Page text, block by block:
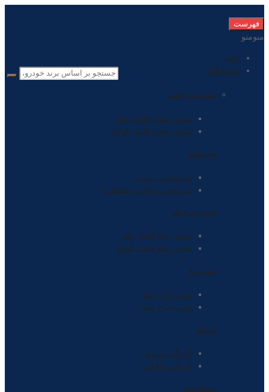
فهرست
نوشته
منومنو
خانه
فروشگاه
پلوس چرخ عقب
پلوس عقب کامل بلند
پلوس عقب کامل کوتاه
سر پلوس
سرپلوس بیرونی
سرپلوس داخلی (مشعلی)
پلوس چرخ جلو
پلوس جلو کامل بلند
پلوس جلو کامل کوتاه
توپی چرخ
توپی چرخ جلو
توپی چرخ عقب
گردگیر
گردگیر بیرونی
گردگیر داخلی
دیسک ترمز